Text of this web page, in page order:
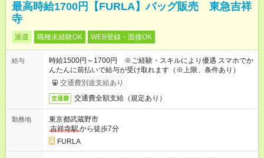
最高時給1700円【FURLA】バッグ販売 東急吉祥
寺
派遣 職種未経験OK WEB登録・面接OK
給与
時給1500円～1700円 ※ご経験・スキルにより優遇 スマホでか
んたんに前払いで給与が受け取れます（※上限、条件あり）
交通費別途支給あり
交通費 交通費全額支給（規定あり）
勤務地
東京都武蔵野市
吉祥寺駅から徒歩7分
FURLA